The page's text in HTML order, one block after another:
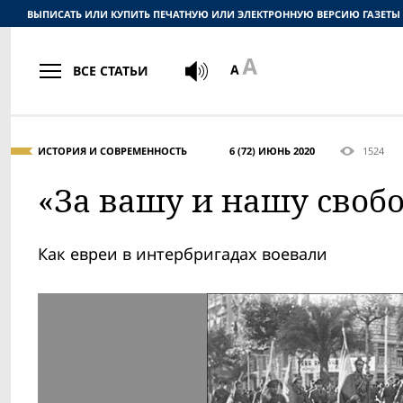
ИСТОРИЯ И СОВРЕМЕННОСТЬ 6 (72) ИЮНЬ 2020 1524
«За вашу и нашу
Как евреи в интербригадах воевали
ВЫПИСАТЬ ИЛИ КУПИТЬ ПЕЧАТНУЮ ИЛИ ЭЛЕКТРОННУЮ ВЕРСИЮ ГАЗЕТЫ
ВСЕ СТАТЬИ